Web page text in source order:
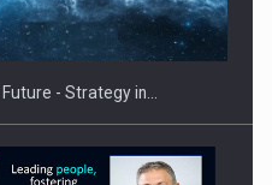
of Protein Demand
- Strategy in…